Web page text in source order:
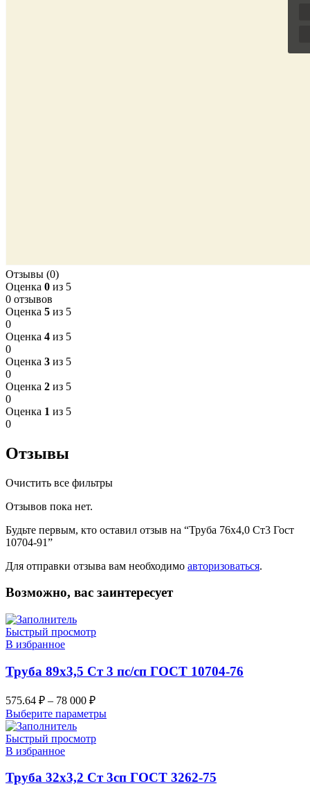
Отзывы (0)
Оценка 0 из 5
0 отзывов
Оценка 5 из 5
0
Оценка 4 из 5
0
Оценка 3 из 5
0
Оценка 2 из 5
0
Оценка 1 из 5
0
Отзывы
Очистить все фильтры
Отзывов пока нет.
Будьте первым, кто оставил отзыв на “Труба 76х4,0 Ст3 Гост
10704-91”
Для отправки отзыва вам необходимо авторизоваться.
Возможно, вас заинтересует
Быстрый просмотр
В избранное
Труба 89х3,5 Ст 3 пс/сп ГОСТ 10704-76
575.64 ₽ – 78 000 ₽
Выберите параметры
Быстрый просмотр
В избранное
Труба 32х3,2 Ст 3сп ГОСТ 3262-75